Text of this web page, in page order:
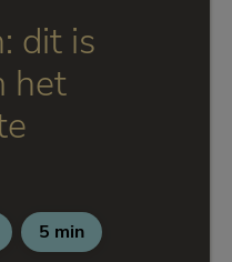
dit is
het
Leestijd:
5 min5 minuten